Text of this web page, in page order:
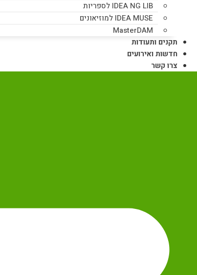
IDEA NG LIB לספריות
IDEA MUSE למוזיאונים
MasterDAM
תקנים ותעודות
חדשות ואירועים
צרו קשר